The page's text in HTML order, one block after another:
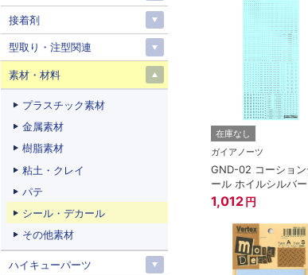
在庫なし
ガイアノーツ
GND-02 コーション
ール ホイルシルバー
1,012 円
接着剤
型取り・注型関連
素材・材料
プラスチック素材
金属素材
樹脂素材
粘土・クレイ
パテ
シール・デカール
その他素材
ハイキューパーツ